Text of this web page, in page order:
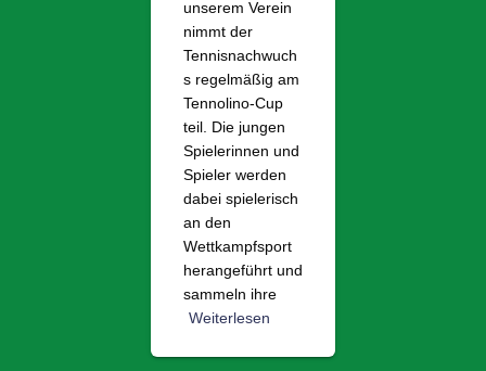
unserem Verein
nimmt der
Tennisnachwuch
s regelmäßig am
Tennolino-Cup
teil. Die jungen
Spielerinnen und
Spieler werden
dabei spielerisch
an den
Wettkampfsport
herangeführt und
sammeln ihre
Weiterlesen